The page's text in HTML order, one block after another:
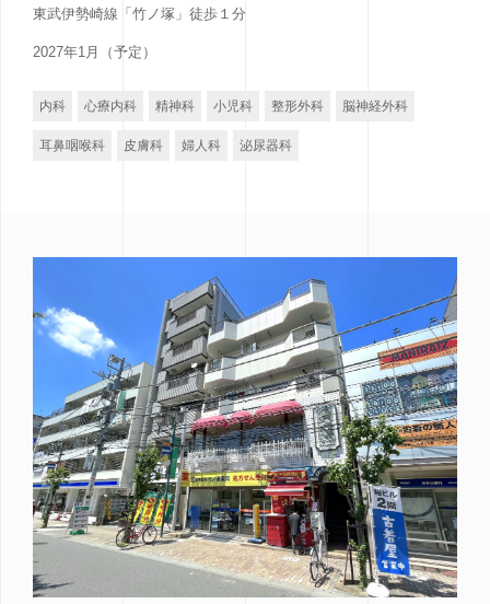
東武伊勢崎線「竹ノ塚」徒歩１分
2027年1月（予定）
内科 心療内科 精神科 小児科 整形外科 脳神経外科
耳鼻咽喉科 皮膚科 婦人科 泌尿器科